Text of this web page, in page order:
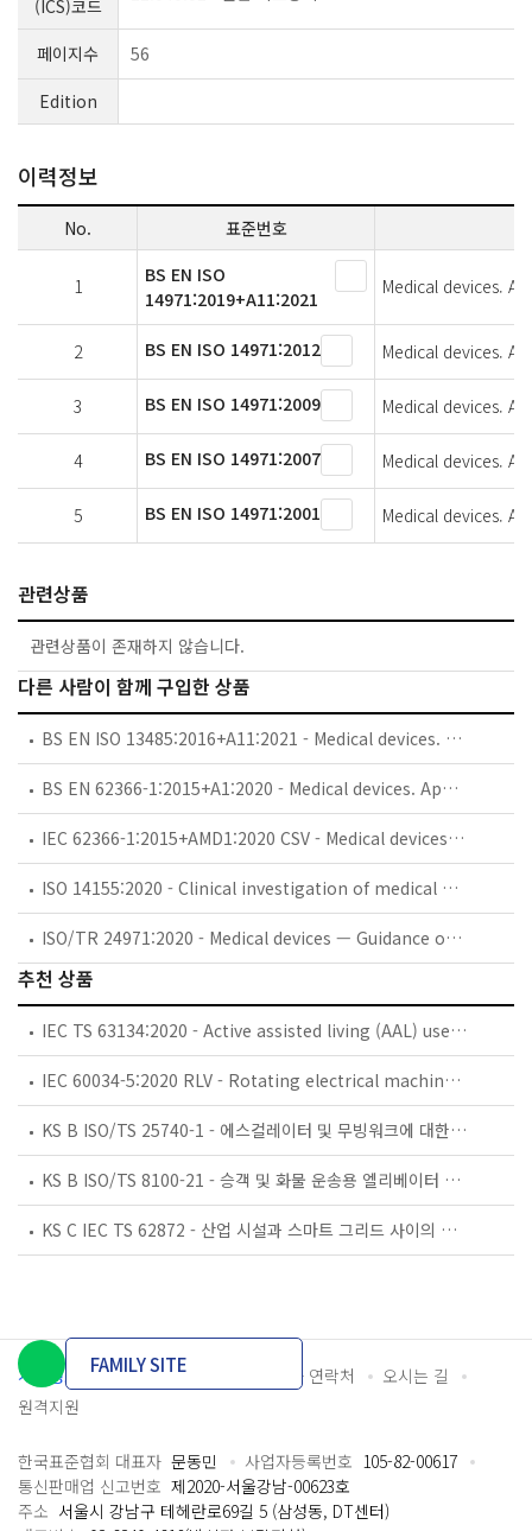
(ICS)코드
페이지수
56
Edition
이력정보
No. 표준번호
1
BS EN ISO
14971:2019+A11:2021
Medical devices.
2 BS EN ISO 14971:2012 Medical devices.
3 BS EN ISO 14971:2009 Medical devices.
4 BS EN ISO 14971:2007 Medical devices.
5 BS EN ISO 14971:2001 Medical devices.
관련상품
관련상품이 존재하지 않습니다.
다른 사람이 함께 구입한 상품
BS EN ISO 13485:2016+A11:2021 - Medical devices. Quality management systems. Requirements for regulatory purposes.
BS EN 62366-1:2015+A1:2020 - Medical devices. Application of usability engineering to medical devices.
IEC 62366-1:2015+AMD1:2020 CSV - Medical devices - Part 1: Application of usability engineering to medical devices
ISO 14155:2020 - Clinical investigation of medical devices for human subjects — Good clinical practice
ISO/TR 24971:2020 - Medical devices — Guidance on the application of ISO 14971
추천 상품
IEC TS 63134:2020 - Active assisted living (AAL) use cases
IEC 60034-5:2020 RLV - Rotating electrical machines - Part 5: Degrees of protection provided by the integral design of rotating electrical machines (IP code) - Classification
KS B ISO/TS 25740-1 - 에스컬레이터 및 무빙워크에 대한 안전요건 — 제1부: 세계공통 필수 안전요건(GESRs)
KS B ISO/TS 8100-21 - 승객 및 화물 운송용 엘리베이터 —제21부: 세계공통 필수안전요건(GESRs)을 충족하는 세계공통 안전 파라미터(GSPs)
KS C IEC TS 62872 - 산업 시설과 스마트 그리드 사이의 산업 공정 측정, 제어 및 자동화 시스템 인터페이스
개인정보처리방침 이용약관 담당자 연락처
오시는 길
원격지원
FAMILY SITE
한국표준협회 대표자 문동민 사업자등록번호 105-82-00617
통신판매업 신고번호 제2020-서울강남-00623호
주소 서울시 강남구 테헤란로69길 5 (삼성동, DT센터)